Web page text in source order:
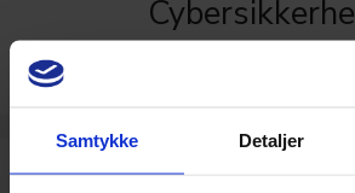
Samtykke Detaljer